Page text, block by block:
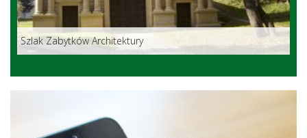
Szlak Zabytków Architektury